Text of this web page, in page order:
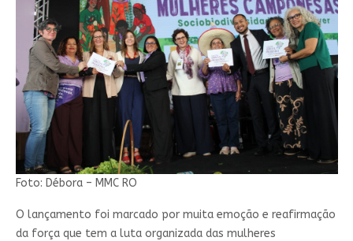
Foto: Débora – MMC RO
O lançamento foi marcado por muita emoção e reafirmação
da força que tem a luta organizada das mulheres